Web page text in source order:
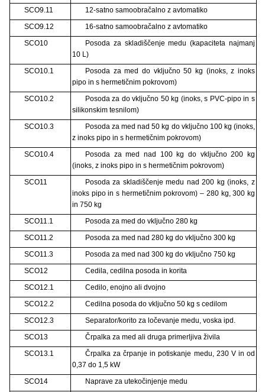
SCO9.11
12-satno samoobračalno z avtomatiko
SCO9.12
16-satno samoobračalno z avtomatiko
SCO10
Posoda za skladiščenje medu (kapaciteta najmanj
10 L)
SCO10.1
Posoda za med do vključno 50 kg (inoks, z inoks
pipo in s hermetičnim pokrovom)
SCO10.2
Posoda za do vključno 50 kg (inoks, s PVC-pipo in s
silikonskim tesnilom)
SCO10.3
Posoda za med nad 50 kg do vključno 100 kg (inoks,
z inoks pipo in s hermetičnim pokrovom)
SCO10.4
Posoda za med nad 100 kg do vključno 200 kg
(inoks, z inoks pipo in s hermetičnim pokrovom)
SCO11
Posoda za skladiščenje medu nad 200 kg (inoks, z
inoks pipo in s hermetičnim pokrovom) – 280 kg, 300 kg
in 750 kg
SCO11.1
Posoda za med do vključno 280 kg
SCO11.2
Posoda za med nad 280 kg do vključno 300 kg
SCO11.3
Posoda za med nad 300 kg do vključno 750 kg
SCO12
Cedila, cedilna posoda in korita
SCO12.1
Cedilo, enojno ali dvojno
SCO12.2
Cedilna posoda do vključno 50 kg s cedilom
SCO12.3
Separator/korito za ločevanje medu, voska ipd.
SCO13
Črpalka za med ali druga primerljiva živila
SCO13.1
Črpalka za črpanje in potiskanje medu, 230 V in od
0,37 do 1,5 kW
SCO14
Naprave za utekočinjenje medu